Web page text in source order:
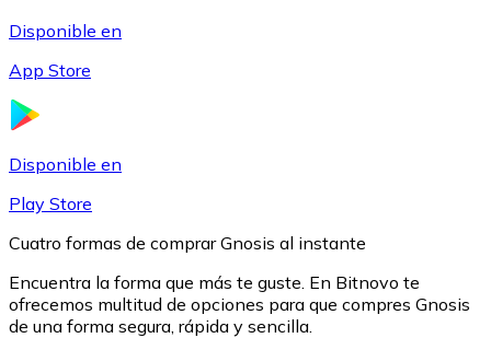
Disponible en
App Store
Disponible en
Play Store
Cuatro formas de comprar Gnosis al instante
Encuentra la forma que más te guste. En Bitnovo te
ofrecemos multitud de opciones para que compres Gnosis
de una forma segura, rápida y sencilla.